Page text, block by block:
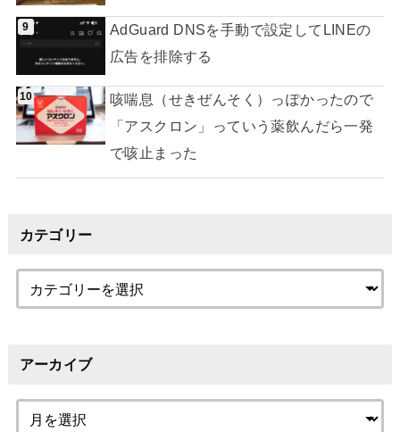
AdGuard DNSを手動で設定してLINEの
広告を排除する
咳喘息（せきぜんそく）っぽかったので
「アスクロン」っていう薬飲んだら一発
で咳止まった
カテゴリー
アーカイブ